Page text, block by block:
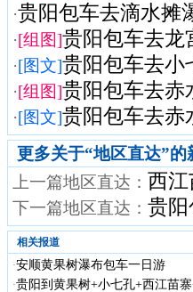
·贵阳包车去滴水摊
·[组图]贵阳包车去龙
·[图文]贵阳包车去小
·[组图]贵阳包车去赤
·[图文]贵阳包车去赤
更多关于“地区直达”的
上一篇地区直达： 西江
下一篇地区直达： 贵阳
相关报道
·安顺黄果树瀑布包车一日游
·贵阳到黄果树+小七孔+西江苗寨